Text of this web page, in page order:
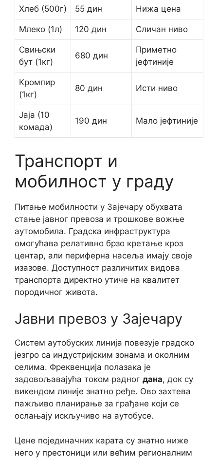
Хлеб (500г) 55 дин Нижа цена
Млеко (1л) 120 дин Сличан ниво
Свињски
бут (1кг)
680 дин
Приметно
јефтиније
Кромпир
(1кг)
80 дин Исти ниво
Јаја (10
комада)
190 дин Мало јефтиније
Транспорт и
мобилност у граду
Питање мобилности у Зајечару обухвата
стање јавног превоза и трошкове вожње
аутомобила. Градска инфраструктура
омогућава релативно брзо кретање кроз
центар, али периферна насеља имају своје
изазове. Доступност различитих видова
транспорта директно утиче на квалитет
породичног живота.
Јавни превоз у Зајечару
Систем аутобуских линија повезује градско
језгро са индустријским зонама и околним
селима. Фреквенција полазака је
задовољавајућа током радног дана, док су
викендом линије знатно ређе. Ово захтева
пажљиво планирање за грађане који се
ослањају искључиво на аутобусе.
Цене појединачних карата су знатно ниже
него у престоници или већим регионалним